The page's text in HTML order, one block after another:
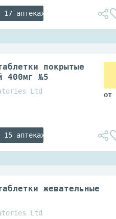
17 аптеках
покрытые
400мг №5
Ltd
15 аптеках
жевательные
Ltd